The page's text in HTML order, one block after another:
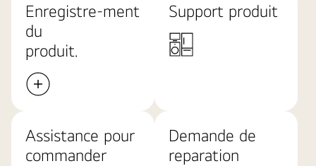
Enregistre-ment
du
produit.
Support produit
Assistance pour
commander
Demande de
reparation​